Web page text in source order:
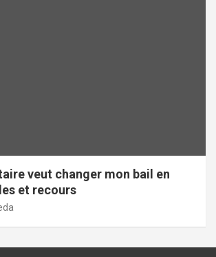
veut changer mon bail en
et recours